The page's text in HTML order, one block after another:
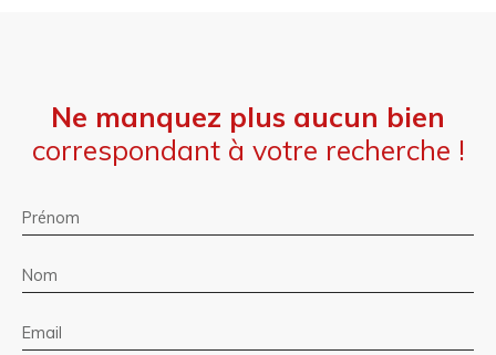
Ne manquez plus aucun bien
correspondant à votre recherche !
Prénom
Nom
Email